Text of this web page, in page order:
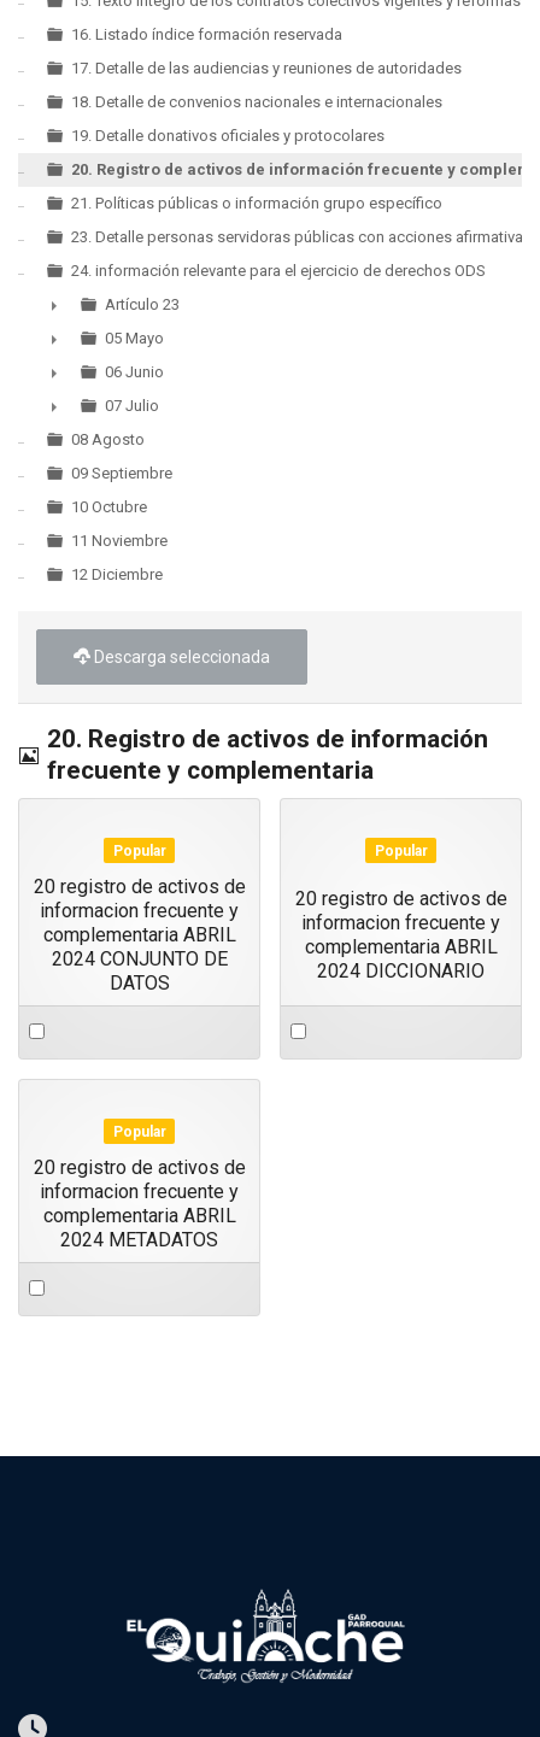
16. Listado índice formación reservada
17. Detalle de las audiencias y reuniones de autoridades
18. Detalle de convenios nacionales e internacionales
19. Detalle donativos oficiales y protocolares
20. Registro de activos de información frecuente y
21. Políticas públicas o información grupo específico
23. Detalle personas servidoras públicas con acciones afirmativas
24. información relevante para el ejercicio de derechos ODS
►
Artículo 23
►
05 Mayo
►
06 Junio
►
07 Julio
08 Agosto
09 Septiembre
10 Octubre
11 Noviembre
12 Diciembre
Descarga seleccionada
Imagen
20. Registro de activos de información
frecuente y complementaria
Popular
20 registro de activos de
informacion frecuente y
complementaria ABRIL
2024 CONJUNTO DE
DATOS
Select
an
item
Popular
20 registro de activos de
informacion frecuente y
complementaria ABRIL
2024 DICCIONARIO
Select
an
Popular
20 registro de activos de
informacion frecuente y
complementaria ABRIL
2024 METADATOS
Select
an